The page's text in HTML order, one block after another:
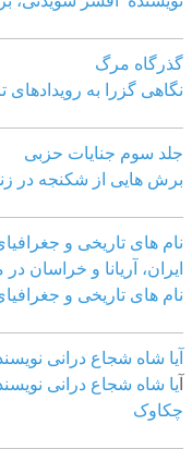
گذرگاه مرگ
نگاهی گزرا به
جلد سوم جنایات حزبی
برش هایی از شکنجه در
نام های تاریخی و
ایران، آریانا و خراسان
نام های تاریخی و
آیا شاه شجاع درانی
آیا شاه شجاع درانی
چکاوک